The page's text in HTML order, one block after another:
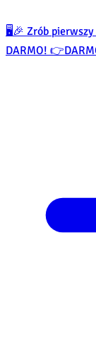
🖥️🎉 Zrób
DARMO! 👉